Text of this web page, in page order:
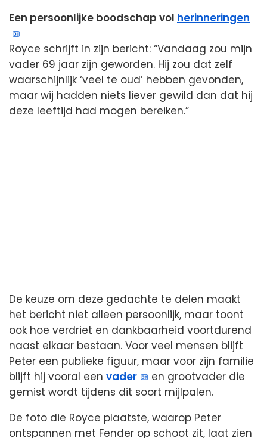
Een persoonlijke boodschap vol herinneringen
Royce schrijft in zijn bericht: “Vandaag zou mijn
vader 69 jaar zijn geworden. Hij zou dat zelf
waarschijnlijk ‘veel te oud’ hebben gevonden,
maar wij hadden niets liever gewild dan dat hij
deze leeftijd had mogen bereiken.”
De keuze om deze gedachte te delen maakt
het bericht niet alleen persoonlijk, maar toont
ook hoe verdriet en dankbaarheid voortdurend
naast elkaar bestaan. Voor veel mensen blijft
Peter een publieke figuur, maar voor zijn familie
blijft hij vooral een vader
en grootvader die
gemist wordt tijdens dit soort mijlpalen.
De foto die Royce plaatste, waarop Peter
ontspannen met Fender op schoot zit, laat zien